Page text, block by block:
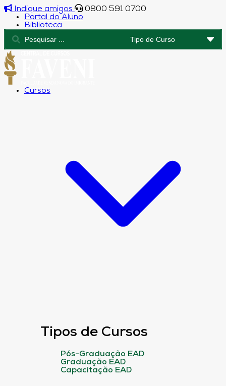
Indique amigos
0800 591 0700
Portal do Aluno
Biblioteca
Cursos
Tipos de Cursos
Pós-Graduação EAD
Graduação EAD
Capacitação EAD